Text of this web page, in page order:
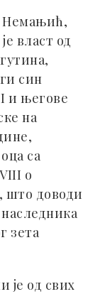
власт од
син
и његове
на
са
о
што доводи
зета
је од свих